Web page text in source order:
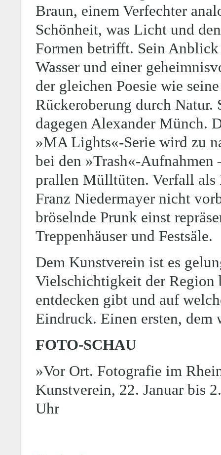
Braun, einem Verfechter
Schönheit, was Licht und
Formen betrifft. Sein
Wasser und einer
der gleichen Poesie wie
Rückeroberung durch
dagegen Alexander Münch.
»MA Lights«-Serie wird zu
bei den »Trash«-
prallen Mülltüten. Verfall als
Franz Niedermayer nicht
bröselnde Prunk einst
Treppenhäuser und Festsäle.
Dem Kunstverein ist es
Vielschichtigkeit der Region
entdecken gibt und auf
Eindruck. Einen ersten, dem
FOTO-SCHAU
»Vor Ort. Fotografie im
Kunstverein, 22. Januar bis
Uhr